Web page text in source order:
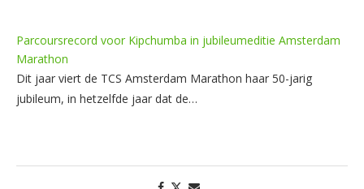
Parcoursrecord voor Kipchumba in jubileumeditie Amsterdam
Marathon
Dit jaar viert de TCS Amsterdam Marathon haar 50-jarig
jubileum, in hetzelfde jaar dat de…